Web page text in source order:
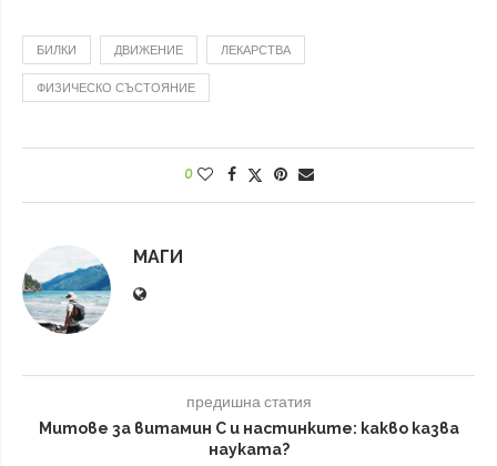
БИЛКИ ДВИЖЕНИЕ ЛЕКАРСТВА
ФИЗИЧЕСКО СЪСТОЯНИЕ
0
МАГИ
предишна статия
Митове за витамин C и настинките: какво казва
науката?